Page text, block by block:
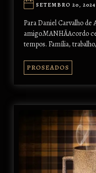
SETEMBRO 20, 2024
Para Daniel Carvalho de
amigo.MANHÃAcordo
tempos. Família,
PROSEADOS